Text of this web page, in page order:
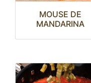
MOUSE DE
MANDARINA